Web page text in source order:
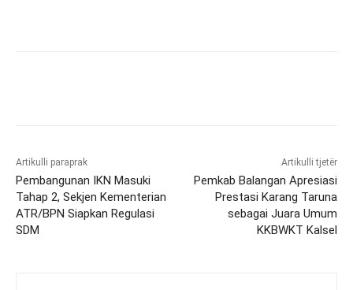
Artikulli paraprak
Pembangunan IKN Masuki
Tahap 2, Sekjen Kementerian
ATR/BPN Siapkan Regulasi
SDM
Artikulli tjetër
Pemkab Balangan Apresiasi
Prestasi Karang Taruna
sebagai Juara Umum
KKBWKT Kalsel